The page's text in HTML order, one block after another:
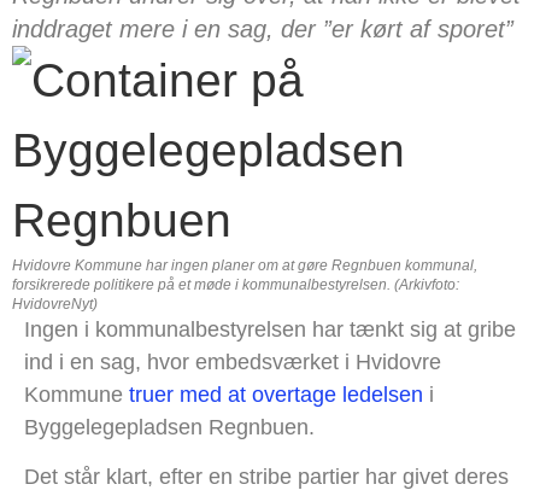
inddraget mere i en sag, der ”er kørt af sporet”
Hvidovre Kommune har ingen planer om at gøre Regnbuen kommunal,
forsikrerede politikere på et møde i kommunalbestyrelsen. (Arkivfoto:
HvidovreNyt)
Ingen i kommunalbestyrelsen har tænkt sig at gribe
ind i en sag, hvor embedsværket i Hvidovre
Kommune truer med at overtage ledelsen i
Byggelegepladsen Regnbuen.
Det står klart, efter en stribe partier har givet deres